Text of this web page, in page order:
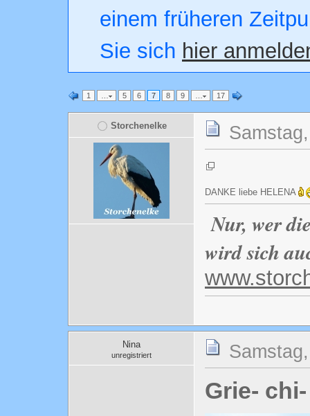
einem früheren
Sie sich hier
1 … 5 6 7 8 9 … 17
Storchenelke
DANKE liebe HELENA
Nur, wer
wird sich
Nina
unregistriert
Grie-